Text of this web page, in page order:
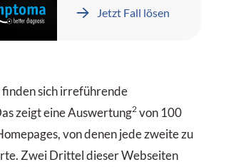
Quadranten und
Leberblutungen
dokumentiert.
Jetzt Fall lösen
sich irreführende
zeigt eine Auswertung2 von 100
von denen jede zweite zu
Zwei Drittel dieser Webseiten